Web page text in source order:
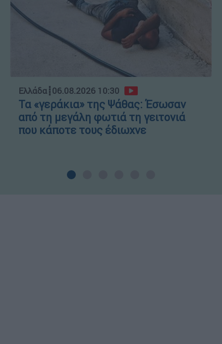
Ελλάδα┋06.08.2026 10:30
Τα «γεράκια» της Ψάθας: Έσωσαν
από τη μεγάλη φωτιά τη γειτονιά
που κάποτε τους έδιωχνε